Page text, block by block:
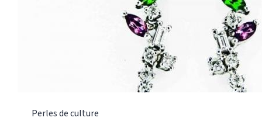
Perles de culture